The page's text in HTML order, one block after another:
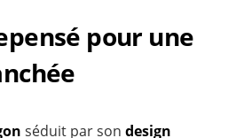
pour une
séduit par son design